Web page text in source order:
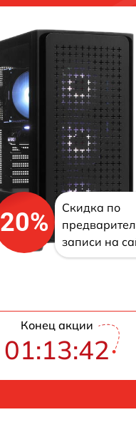
20%
Скидка по
записи на
Конец акции
01:13:41